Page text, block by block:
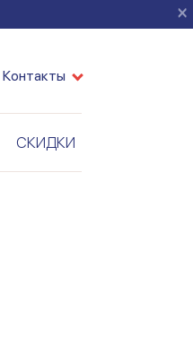
×
Контакты
СКИДКИ